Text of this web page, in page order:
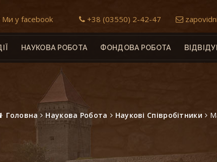
Ми у facebook +38 (03550) 2-42-47
НАУКОВА РОБОТА ФОНДОВА РОБОТА
Головна Наукова Робота Наукові Співробітники